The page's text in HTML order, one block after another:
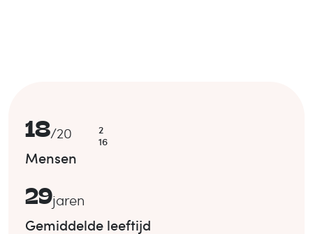
18/20
2
16
Mensen
29jaren
Gemiddelde leeftijd